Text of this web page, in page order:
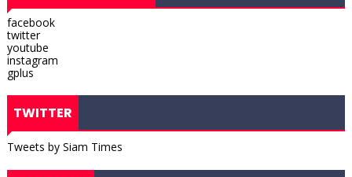
facebook
twitter
youtube
instagram
gplus
TWITTER
Tweets by Siam Times